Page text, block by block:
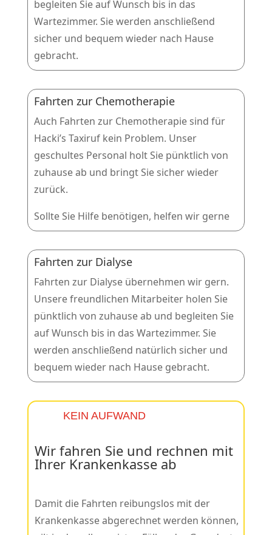
begleiten Sie auf Wunsch bis in das
Wartezimmer. Sie werden anschließend
sicher und bequem wieder nach Hause
gebracht.
Fahrten zur Chemotherapie
Auch Fahrten zur Chemotherapie sind für
Hacki’s Taxiruf kein Problem. Unser
geschultes Personal holt Sie pünktlich von
zuhause ab und bringt Sie sicher wieder
zurück.
Sollte Sie Hilfe benötigen, helfen wir gerne
Fahrten zur Dialyse
Fahrten zur Dialyse übernehmen wir gern.
Unsere freundlichen Mitarbeiter holen Sie
pünktlich von zuhause ab und begleiten Sie
auf Wunsch bis in das Wartezimmer. Sie
werden anschließend natürlich sicher und
bequem wieder nach Hause gebracht.
KEIN AUFWAND
Wir fahren Sie und rechnen mit
Ihrer Krankenkasse ab
Damit die Fahrten reibungslos mit der
Krankenkasse abgerechnet werden können,